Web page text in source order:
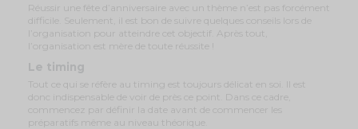
Réussir une fête d’anniversaire avec un thème n’est pas forcément
difficile. Seulement, il est bon de suivre quelques conseils lors de
l’organisation pour atteindre cet objectif. Après tout,
l’organisation est mère de toute réussite !
Le timing
Tout ce qui se réfère au timing est toujours délicat en soi. Il est
donc indispensable de voir de près ce point. Dans ce cadre,
commencez par définir la date avant de commencer les
préparatifs même au niveau théorique.